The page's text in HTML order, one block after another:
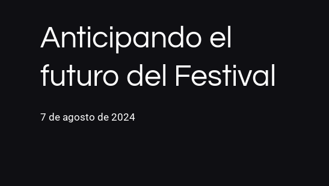
Anticipando el
futuro del Festival
7 de agosto de 2024